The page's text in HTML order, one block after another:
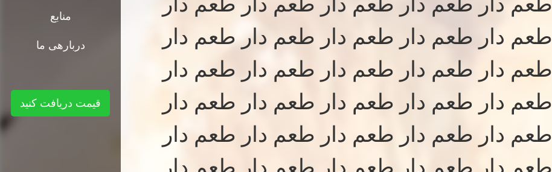
طعم دار طعم دار طعم دار طعم دار طعم دار
طعم دار طعم دار طعم دار طعم دار طعم دار
طعم دار طعم دار طعم دار طعم دار طعم دار
طعم دار طعم دار طعم دار طعم دار طعم دار
منابع
دربارهی ما
قیمت دریافت کنید